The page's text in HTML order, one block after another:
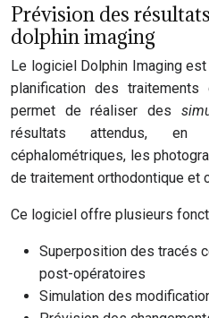
Prévision des
dolphin imaging
Le logiciel Dolphin Imaging
planification des traitements
permet de réaliser des
résultats attendus, en
céphalométriques, les
de traitement orthodontique et
Ce logiciel offre plusieurs
Superposition des tracés
post-opératoires
Simulation des